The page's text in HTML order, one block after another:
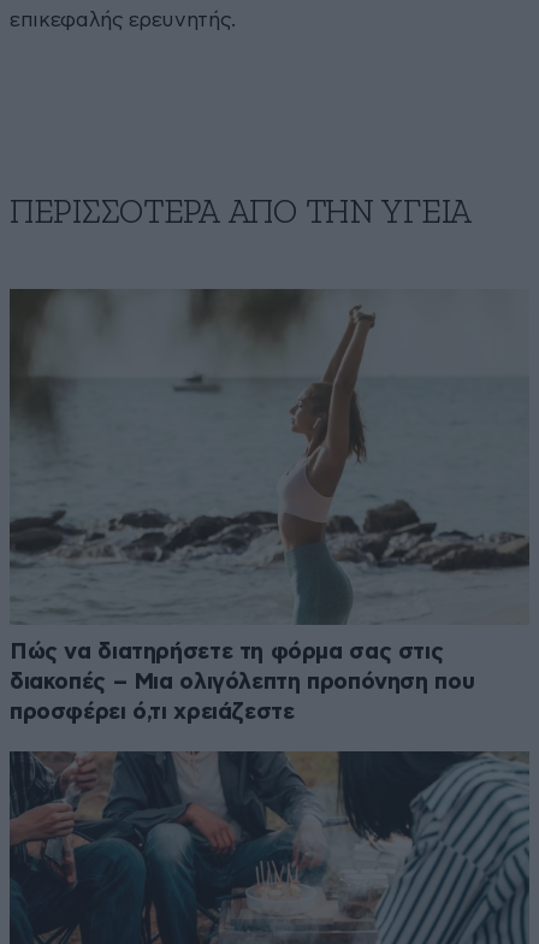
επικεφαλής ερευνητής.
ΠΕΡΙΣΣΟΤΕΡΑ ΑΠΟ ΤΗΝ ΥΓΕΙΑ
Πώς να διατηρήσετε τη φόρμα σας στις
διακοπές – Μια ολιγόλεπτη προπόνηση που
προσφέρει ό,τι χρειάζεστε